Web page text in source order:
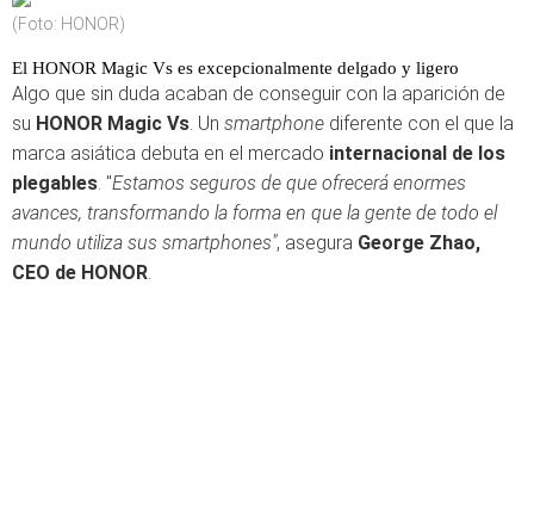
(Foto: HONOR)
El HONOR Magic Vs es excepcionalmente delgado y ligero
Algo que sin duda acaban de conseguir con la aparición de
su HONOR Magic Vs. Un smartphone diferente con el que la
marca asiática debuta en el mercado internacional de los
plegables. "Estamos seguros de que ofrecerá enormes
avances, transformando la forma en que la gente de todo el
mundo utiliza sus smartphones", asegura George Zhao,
CEO de HONOR.